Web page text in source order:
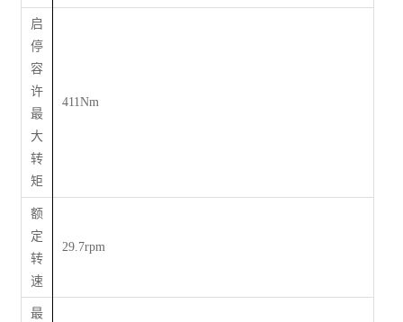
启
停
容
许
最
大
转
矩
411Nm
额
定
转
速
29.7rpm
最